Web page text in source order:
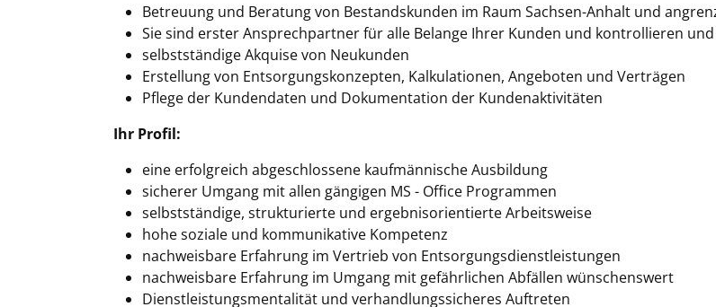
Betreuung und Beratung von Bestandskunden im Raum Sachsen-​Anhalt und
Sie sind erster Ansprechpartner für alle Belange Ihrer Kunden und kontrollieren
selbstständige Akquise von Neukunden
Erstellung von Entsorgungskonzepten, Kalkulationen, Angeboten und Verträgen
Pflege der Kundendaten und Dokumentation der Kundenaktivitäten
Ihr Profil:
eine erfolgreich abgeschlossene kaufmännische Ausbildung
sicherer Umgang mit allen gängigen MS - Office Programmen
selbstständige, strukturierte und ergebnisorientierte Arbeitsweise
hohe soziale und kommunikative Kompetenz
nachweisbare Erfahrung im Vertrieb von Entsorgungsdienstleistungen
nachweisbare Erfahrung im Umgang mit gefährlichen Abfällen wünschenswert
Dienstleistungsmentalität und verhandlungssicheres Auftreten